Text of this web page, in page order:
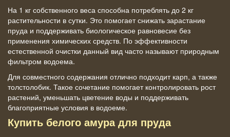
На 1 кг собственного веса способна потреблять до 2 кг
растительности в сутки. Это помогает снижать зарастание
пруда и поддерживать биологическое равновесие без
применения химических средств. По эффективности
естественной очистки данный вид часто называют природным
фильтром водоема.
Для совместного содержания отлично подходит карп, а также
толстолобик. Такое сочетание помогает контролировать рост
растений, уменьшать цветение воды и поддерживать
благоприятные условия в водоеме.
Купить белого амура для пруда